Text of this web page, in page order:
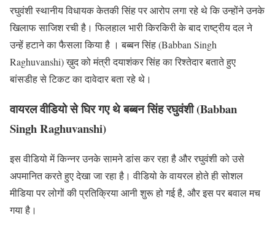
रघुवंशी स्थानीय विधायक केतकी सिंह पर आरोप लगा रहे थे कि उन्होंने उनके
खिलाफ साजिश रची है। फिलहाल भारी किरकिरी के बाद राष्ट्रीय दल ने
उन्हें हटाने का फैसला किया है । बब्बन सिंह (Babban Singh
Raghuvanshi) ख़ुद को मंत्री दयाशंकर सिंह का रिश्तेदार बताते हुए
बांसडीह से टिकट का दावेदार बता रहे थे।
वायरल वीडियो से घिर गए थे बब्बन सिंह रघुवंशी (Babban
Singh Raghuvanshi)
इस वीडियो में किन्नर उनके सामने डांस कर रहा है और रघुवंशी को उसे
अपमानित करते हुए देखा जा रहा है। वीडियो के वायरल होते ही सोशल
मीडिया पर लोगों की प्रतिक्रिया आनी शुरू हो गई है, और इस पर बवाल मच
गया है।